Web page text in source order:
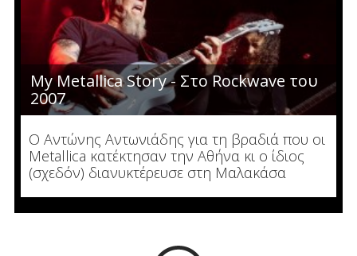
My Metallica Story - Στο Rockwave του
2007
Ο Αντώνης Αντωνιάδης για τη βραδιά που οι
Metallica κατέκτησαν την Αθήνα κι ο ίδιος
(σχεδόν) διανυκτέρευσε στη Μαλακάσα